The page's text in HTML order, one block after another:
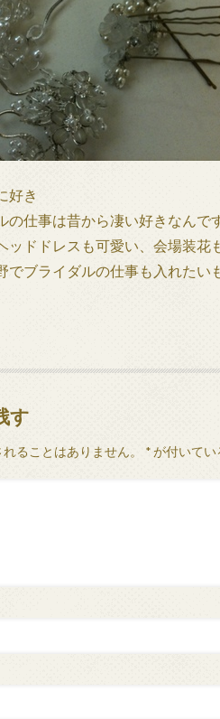
好き
の仕事は昔から凄い好きなんで
ッドドレスも可愛い、会場装花
でブライダルの仕事も入れたい
す
ることはありません。 *が付いてい